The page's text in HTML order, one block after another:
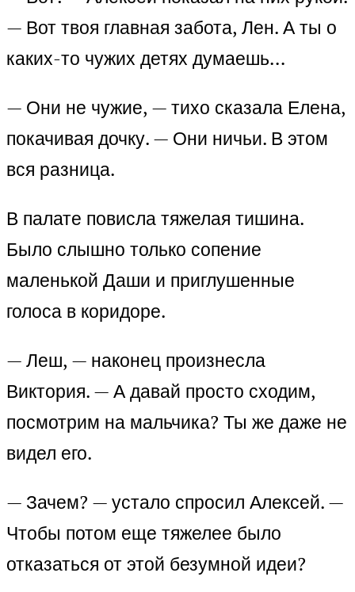
— Вот твоя главная забота, Лен. А ты о
каких-то чужих детях думаешь…
— Они не чужие, — тихо сказала Елена,
покачивая дочку. — Они ничьи. В этом
вся разница.
В палате повисла тяжелая тишина.
Было слышно только сопение
маленькой Даши и приглушенные
голоса в коридоре.
— Леш, — наконец произнесла
Виктория. — А давай просто сходим,
посмотрим на мальчика? Ты же даже не
видел его.
— Зачем? — устало спросил Алексей. —
Чтобы потом еще тяжелее было
отказаться от этой безумной идеи?